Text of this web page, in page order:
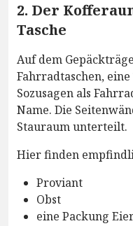
2. Der
Tasche
Auf dem
Fahrradtaschen,
Sozusagen als
Name. Die
Stauraum unterteilt.
Hier finden
Proviant
Obst
eine Packung